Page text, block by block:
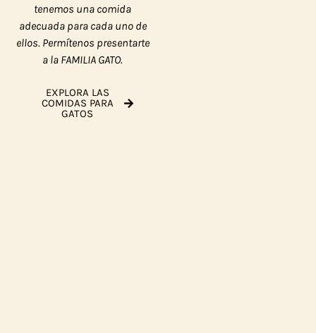
tenemos una comida
adecuada para cada uno de
ellos. Permítenos presentarte
a la FAMILIA GATO.
EXPLORA LAS
COMIDAS PARA
GATOS